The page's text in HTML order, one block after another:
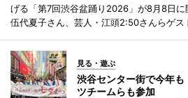
げる「第7回渋谷盆踊り2026」が8月8日
伍代夏子さん、芸人・江頭2:50さんらゲス
見る・遊ぶ
渋谷センター街で今年
ツチームらも参加